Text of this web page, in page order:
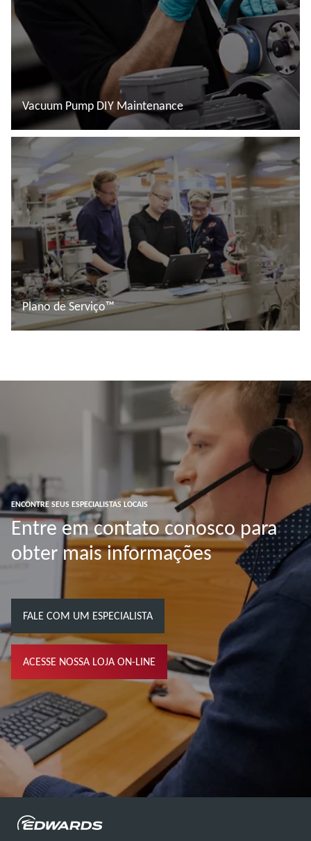
Vacuum Pump DIY Maintenance
Ler mais
Plano de Serviço™
ENCONTRE SEUS ESPECIALISTAS LOCAIS
Entre em contato conosco para
obter mais informações
FALE COM UM ESPECIALISTA
ACESSE NOSSA LOJA ON-LINE